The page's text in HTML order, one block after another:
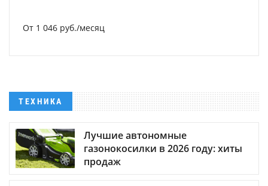
От 1 046 руб./месяц
ТЕХНИКА
Лучшие автономные
газонокосилки в 2026 году: хиты
продаж